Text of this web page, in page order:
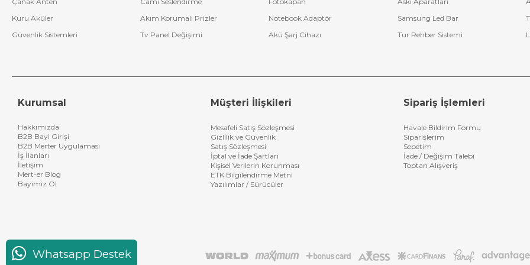
Kuru Aküler
Akım Korumalı Prizler Notebook Adaptör Samsung Led Bar
Güvenlik Sistemleri
Tv Panel Değişimi Akü Şarj Cihazı Tur Rehber Sistemi
Kurumsal
Hakkımızda
B2B Bayi Girişi
B2B Merter Uygulaması
İş İlanları
İletişim
Mert-er Blog
Bayimiz Ol
Müşteri İlişkileri
Mesafeli Satış Sözleşmesi
Gizlilik ve Güvenlik
Satış Sözleşmesi
İptal ve İade Şartları
Kişisel Verilerin Korunması
ETK Bilgilendirme Metni
Yazılımlar / Sürücüler
Sipariş İşlemleri
Havale Bildirim Formu
Siparişlerim
Sepetim
İade / Değişim Talebi
Toptan Alışveriş
Whatsapp Destek